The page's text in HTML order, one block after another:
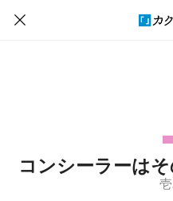
コンシーラーは